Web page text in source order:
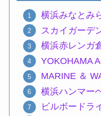
横浜みなとみ
スカイガーデ
横浜赤レンガ
YOKOHAMA
MARINE ＆
横浜ハンマー
ビルボードラ